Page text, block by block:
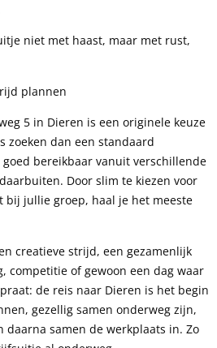
niet met haast, maar met rust,
plannen
5 in Dieren is een originele keuze
zoeken dan een standaard
bereikbaar vanuit verschillende
Door slim te kiezen voor
bij jullie groep, haal je het meeste
creatieve strijd, een gezamenlijk
competitie of gewoon een dag waar
de reis naar Dieren is het begin
gezellig samen onderweg zijn,
daarna samen de werkplaats in. Zo